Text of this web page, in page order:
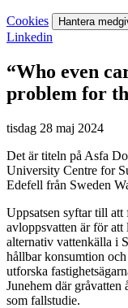
Cookies Hantera
Linkedin
“Who even
problem for
tisdag 28 maj 2024
Det är titeln på Asfa
University Centre for
Edefell från Sweden
Uppsatsen syftar till
avloppsvatten är för
alternativ vattenkälla i
hållbar konsumtion
utforska
Junehem där gråvatten
som fallstudie.